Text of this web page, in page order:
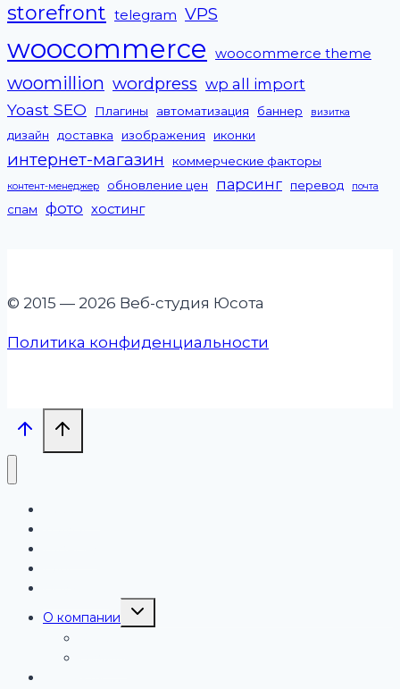
storefront telegram VPS
woocommerce woocommerce theme
woomillion wordpress wp all import
Yoast SEO Плагины автоматизация баннер визитка
дизайн доставка изображения иконки
интернет-магазин коммерческие факторы
контент-менеджер обновление цен парсинг перевод почта
спам фото хостинг
© 2015 — 2026 Веб-студия Юсота
Политика конфиденциальности
О компании
Переключить